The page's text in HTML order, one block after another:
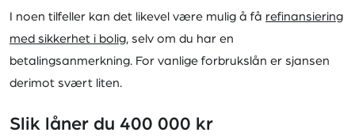
I noen tilfeller kan det likevel være mulig å få refinansiering
med sikkerhet i bolig, selv om du har en
betalingsanmerkning. For vanlige forbrukslån er sjansen
derimot svært liten.
Slik låner du 400 000 kr